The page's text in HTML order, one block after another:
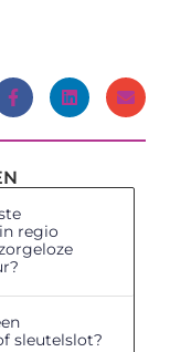
regio
sleutelslot?